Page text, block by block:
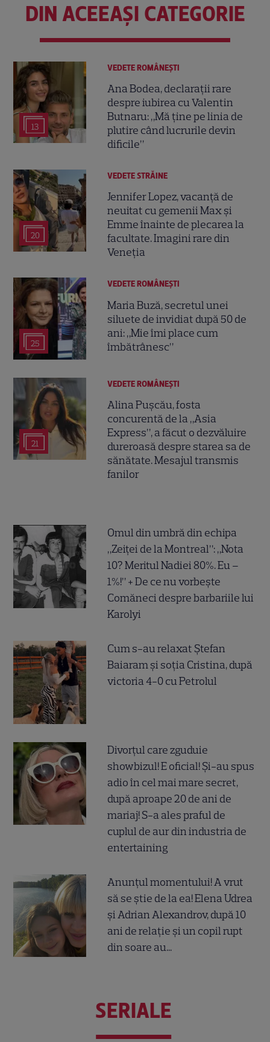
DIN ACEEAȘI CATEGORIE
13
VEDETE ROMÂNEŞTI
Ana Bodea, declarații rare
despre iubirea cu Valentin
Butnaru: „Mă ține pe linia de
plutire când lucrurile devin
dificile”
20
VEDETE STRĂINE
Jennifer Lopez, vacanță de
neuitat cu gemenii Max și
Emme înainte de plecarea la
facultate. Imagini rare din
Veneția
25
VEDETE ROMÂNEŞTI
Maria Buză, secretul unei
siluete de invidiat după 50 de
ani: „Mie îmi place cum
îmbătrânesc”
21
VEDETE ROMÂNEŞTI
Alina Pușcău, fosta
concurentă de la „Asia
Express”, a făcut o dezvăluire
dureroasă despre starea sa de
sănătate. Mesajul transmis
fanilor
Omul din umbră din echipa
„Zeiței de la Montreal”: „Nota
10? Meritul Nadiei 80%. Eu –
1%!” + De ce nu vorbește
Comăneci despre barbariile lui
Karolyi
Cum s-au relaxat Ștefan
Baiaram și soția Cristina, după
victoria 4-0 cu Petrolul
Divorțul care zguduie
showbizul! E oficial! Și-au spus
adio în cel mai mare secret,
după aproape 20 de ani de
mariaj! S-a ales praful de
cuplul de aur din industria de
entertaining
Anunțul momentului! A vrut
să se știe de la ea! Elena Udrea
și Adrian Alexandrov, după 10
ani de relație și un copil rupt
din soare au...
SERIALE